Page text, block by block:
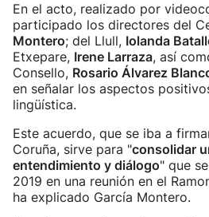
En el acto, realizado por
participado los directores del
Montero; del Llull, Iolanda
Etxepare, Irene Larraza, así
Consello, Rosario Álvarez
en señalar los aspectos
lingüística.
Este acuerdo, que se iba a
Coruña, sirve para "consolidar
entendimiento y diálogo" que
2019 en una reunión en el
ha explicado García Montero.